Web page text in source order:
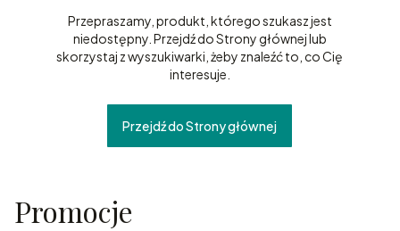
Przepraszamy, produkt, którego szukasz jest
niedostępny. Przejdź do Strony głównej lub
skorzystaj z wyszukiwarki, żeby znaleźć to, co Cię
interesuje.
Przejdź do Strony głównej
Promocje